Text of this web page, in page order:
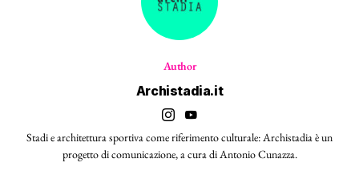
Author
Archistadia.it
Stadi e architettura sportiva come riferimento culturale: Archistadia è un
progetto di comunicazione, a cura di Antonio Cunazza.